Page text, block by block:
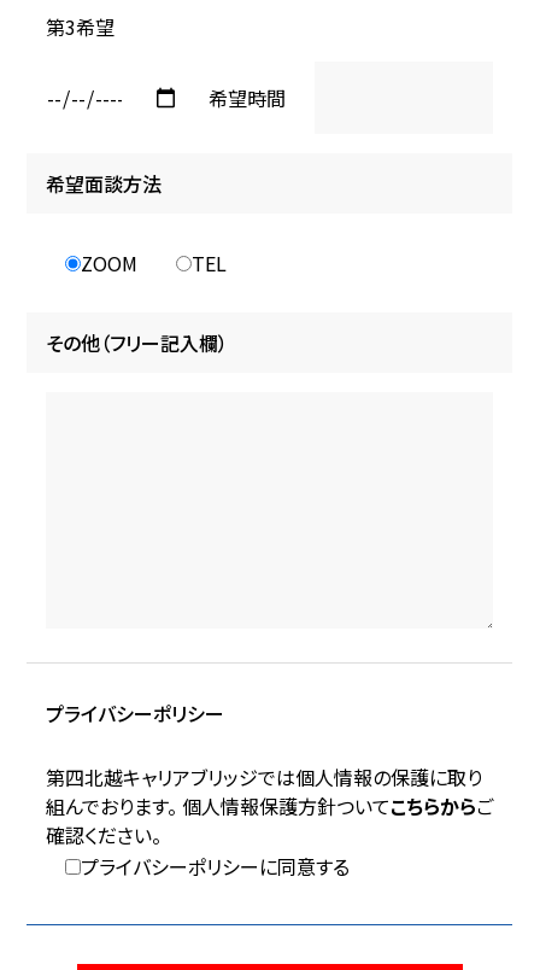
第3希望
希望時間
希望面談方法
ZOOM TEL
その他（フリー記入欄）
プライバシーポリシー
第四北越キャリアブリッジでは個人情報の保護に取り
組んでおります。 個人情報保護方針ついてこちらからご
確認ください。
プライバシーポリシーに同意する